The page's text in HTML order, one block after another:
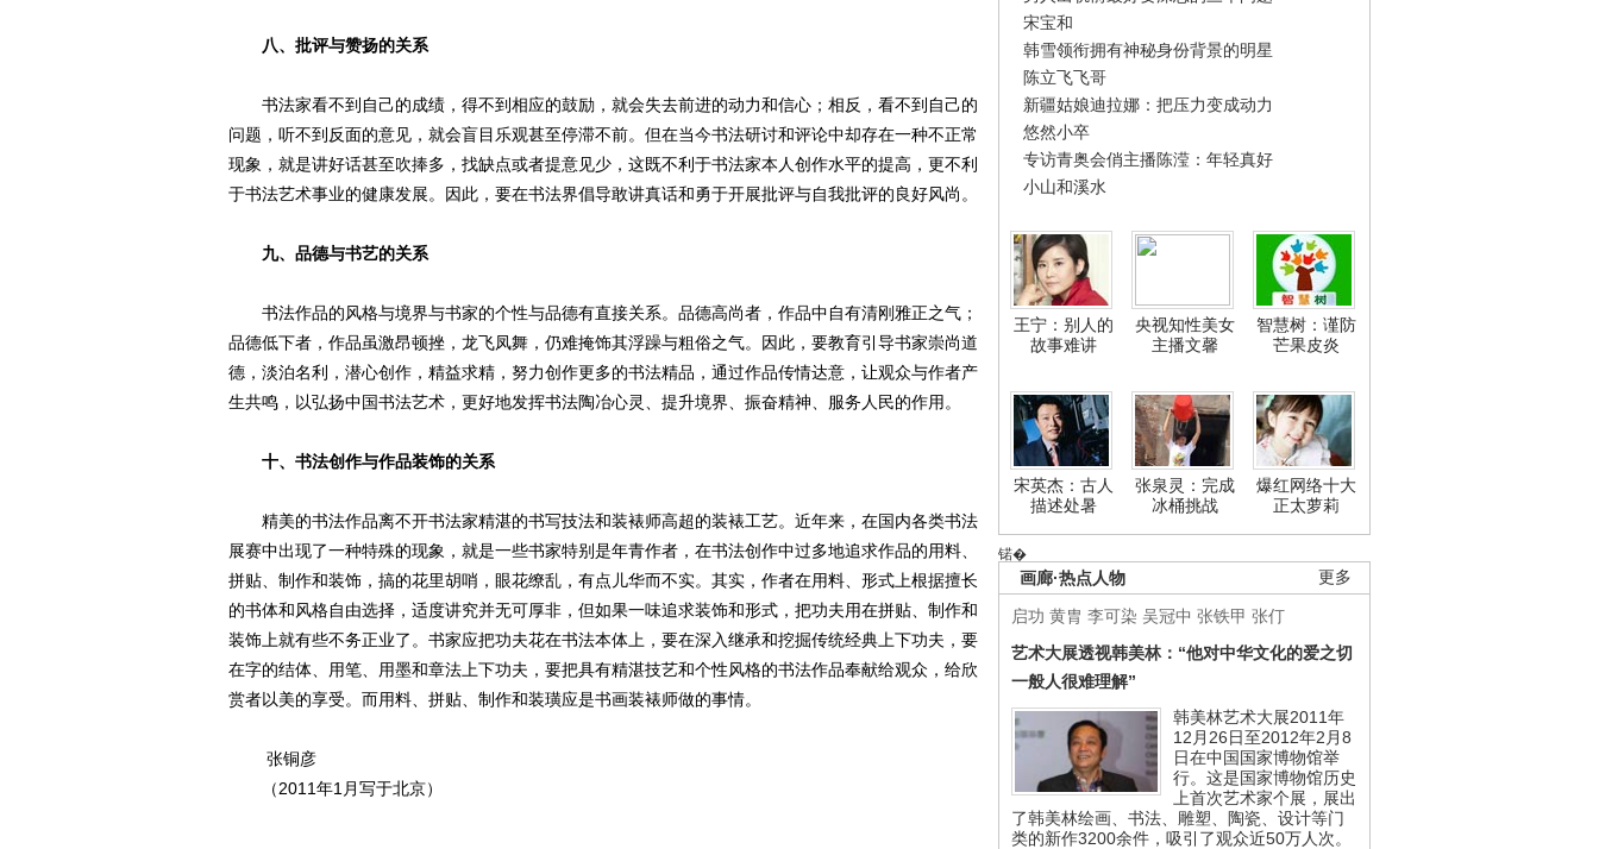
宋宝和
韩雪领衔拥有神秘身份背景的明星
陈立飞飞哥
新疆姑娘迪拉娜：把压力变成动力
悠然小卒
专访青奥会俏主播陈滢：年轻真好
小山和溪水
王宁：别人的
故事难讲
央视知性美女
主播文馨
智慧树：谨防
芒果皮炎
宋英杰：古人
描述处暑
张泉灵：完成
冰桶挑战
爆红网络十大
正太萝莉
锘�
更多
画廊·热点人物
启功 黄胄 李可染 吴冠中 张铁甲 张仃
艺术大展透视韩美林：“他对中华文化的爱之切
一般人很难理解”
韩美林艺术大展2011年
12月26日至2012年2月8
日在中国国家博物馆举
行。这是国家博物馆历史
上首次艺术家个展，展出
了韩美林绘画、书法、雕塑、陶瓷、设计等门
类的新作3200余件，吸引了观众近50万人次。
八、批评与赞扬的关系
书法家看不到自己的成绩，得不到相应的鼓励，就会失去前进的动力和信心；相反，看不到自己的
问题，听不到反面的意见，就会盲目乐观甚至停滞不前。但在当今书法研讨和评论中却存在一种不正常
现象，就是讲好话甚至吹捧多，找缺点或者提意见少，这既不利于书法家本人创作水平的提高，更不利
于书法艺术事业的健康发展。因此，要在书法界倡导敢讲真话和勇于开展批评与自我批评的良好风尚。
九、品德与书艺的关系
书法作品的风格与境界与书家的个性与品德有直接关系。品德高尚者，作品中自有清刚雅正之气；
品德低下者，作品虽激昂顿挫，龙飞凤舞，仍难掩饰其浮躁与粗俗之气。因此，要教育引导书家崇尚道
德，淡泊名利，潜心创作，精益求精，努力创作更多的书法精品，通过作品传情达意，让观众与作者产
生共鸣，以弘扬中国书法艺术，更好地发挥书法陶冶心灵、提升境界、振奋精神、服务人民的作用。
十、书法创作与作品装饰的关系
精美的书法作品离不开书法家精湛的书写技法和装裱师高超的装裱工艺。近年来，在国内各类书法
展赛中出现了一种特殊的现象，就是一些书家特别是年青作者，在书法创作中过多地追求作品的用料、
拼贴、制作和装饰，搞的花里胡哨，眼花缭乱，有点儿华而不实。其实，作者在用料、形式上根据擅长
的书体和风格自由选择，适度讲究并无可厚非，但如果一味追求装饰和形式，把功夫用在拼贴、制作和
装饰上就有些不务正业了。书家应把功夫花在书法本体上，要在深入继承和挖掘传统经典上下功夫，要
在字的结体、用笔、用墨和章法上下功夫，要把具有精湛技艺和个性风格的书法作品奉献给观众，给欣
赏者以美的享受。而用料、拼贴、制作和装璜应是书画装裱师做的事情。
张铜彦
（2011年1月写于北京）